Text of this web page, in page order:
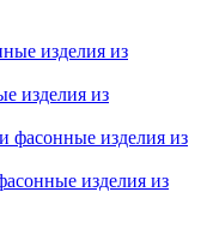
изделия из
изделия из